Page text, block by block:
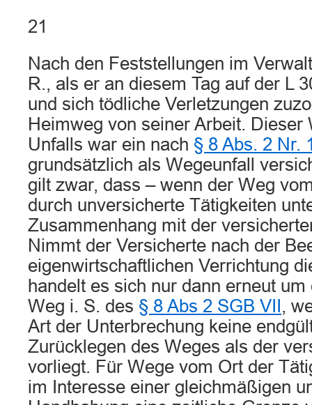
21
Nach den Feststellungen im
R., als er an diesem Tag auf der L
und sich tödliche Verletzungen
Heimweg von seiner Arbeit. Dieser
Unfalls war ein nach § 8 Abs. 2 Nr.
grundsätzlich als Wegeunfall
gilt zwar, dass – wenn der Weg
durch unversicherte Tätigkeiten
Zusammenhang mit der
Nimmt der Versicherte nach der
eigenwirtschaftlichen Verrichtung
handelt es sich nur dann erneut
Weg i. S. des § 8 Abs 2 SGB VII ,
Art der Unterbrechung keine
Zurücklegen des Weges als der
vorliegt. Für Wege vom Ort der
im Interesse einer gleichmäßigen